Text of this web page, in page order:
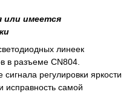
или имеется
линеек
в разъеме CN804.
регулировки яркости
исправность самой